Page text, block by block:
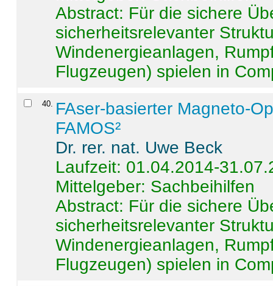
Abstract: Für die sichere
sicherheitsrelevanter
Windenergieanlagen,
Flugzeugen) spielen in
40. FAser-basierter Magneto-
FAMOS²
Dr. rer. nat. Uwe Beck
Laufzeit: 01.04.2014-
Mittelgeber: Sachbeihilfen
Abstract: Für die sichere
sicherheitsrelevanter
Windenergieanlagen,
Flugzeugen) spielen in